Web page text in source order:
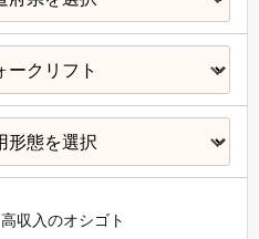
高収入のオシゴト